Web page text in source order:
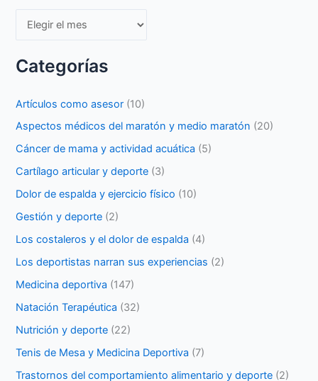
Archivos
Categorías
Artículos como asesor (10)
Aspectos médicos del maratón y medio maratón (20)
Cáncer de mama y actividad acuática (5)
Cartílago articular y deporte (3)
Dolor de espalda y ejercicio físico (10)
Gestión y deporte (2)
Los costaleros y el dolor de espalda (4)
Los deportistas narran sus experiencias (2)
Medicina deportiva (147)
Natación Terapéutica (32)
Nutrición y deporte (22)
Tenis de Mesa y Medicina Deportiva (7)
Trastornos del comportamiento alimentario y deporte (2)